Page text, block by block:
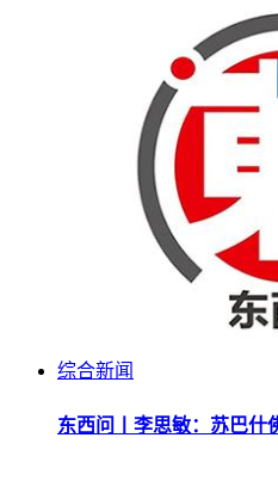
综合新闻
东西问丨李思敏：苏巴什